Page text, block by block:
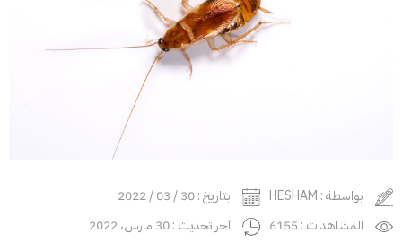
بواسطة : HESHAM
بتاريخ : 30 / 03 / 2022
المشاهدات : 6155
آخر تحديث : 30 مارس، 2022